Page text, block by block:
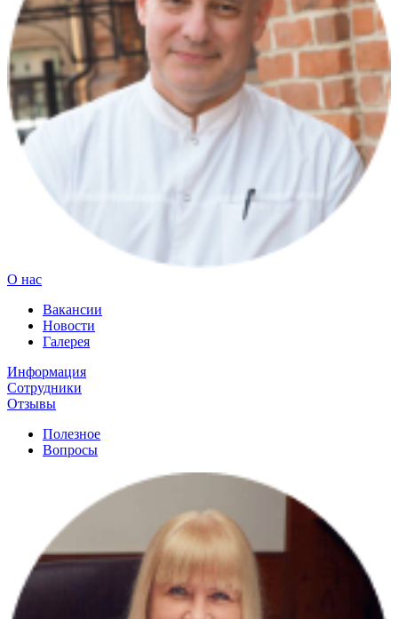
О нас
Вакансии
Новости
Галерея
Информация
Сотрудники
Отзывы
Полезное
Вопросы